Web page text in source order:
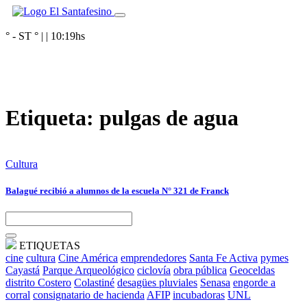
° - ST ° | | 10:19hs
Etiqueta: pulgas de agua
Cultura
Balagué recibió a alumnos de la escuela N° 321 de Franck
ETIQUETAS
cine cultura Cine América emprendedores Santa Fe Activa pymes
Cayastá Parque Arqueológico ciclovía obra pública Geoceldas
distrito Costero Colastiné desagües pluviales Senasa engorde a
corral consignatario de hacienda AFIP incubadoras UNL